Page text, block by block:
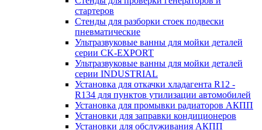
стартеров
Стенды для разборки стоек подвески
пневматические
Ультразвуковые ванны для мойки деталей
серии CK-EXPORT
Ультразвуковые ванны для мойки деталей
серии INDUSTRIAL
Установка для откачки хладагента R12 -
R134 для пунктов утилизации автомобилей
Установка для промывки радиаторов АКПП
Установки для заправки кондиционеров
Установки для обслуживания АКПП